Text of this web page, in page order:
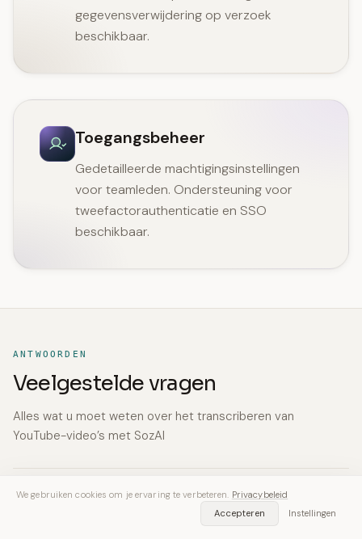
gegevensverwijdering op verzoek
beschikbaar.
Toegangsbeheer
Gedetailleerde machtigingsinstellingen
voor teamleden. Ondersteuning voor
tweefactorauthenticatie en SSO
beschikbaar.
ANTWOORDEN
Veelgestelde vragen
Alles wat u moet weten over het transcriberen van
YouTube-video’s met SozAI
01
Hoe nauwkeurig is de transcriptie van de
We gebruiken cookies om je ervaring te verbeteren. Privacybeleid
Accepteren
Instellingen